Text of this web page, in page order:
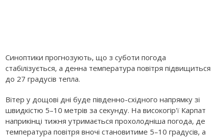
Синоптики прогнозують, що з суботи погода
стабілізується, а денна температура повітря підвищиться
до 27 градусів тепла.
Вітер у дощові дні буде південно-східного напрямку зі
швидкістю 5–10 метрів за секунду. На високогір'ї Карпат
наприкінці тижня утримається прохолодніша погода, де
температура повітря вночі становитиме 5–10 градусів, а